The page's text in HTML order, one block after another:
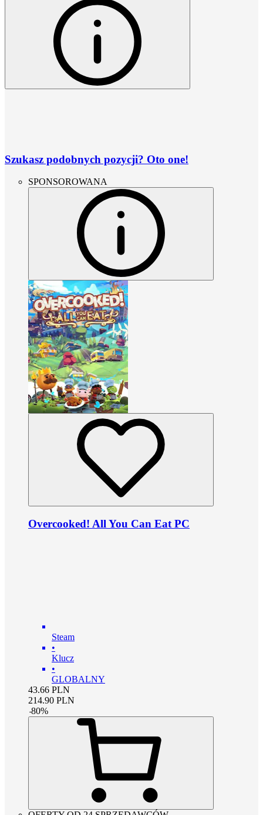
Szukasz podobnych pozycji? Oto one!
SPONSOROWANA
Overcooked! All You Can Eat PC
Steam
•
Klucz
•
GLOBALNY
43.66 PLN
214.90 PLN
-80%